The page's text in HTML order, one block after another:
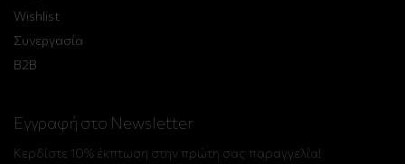
Wishlist
Συνεργασία
B2B
Εγγραφή στο Newsletter
Κερδίστε 10% έκπτωση στην πρώτη σας παραγγελία!